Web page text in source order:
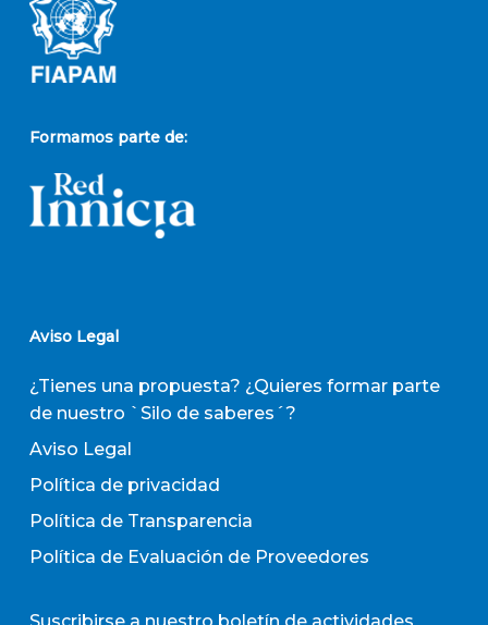
Formamos parte de:
Aviso Legal
¿Tienes una propuesta? ¿Quieres formar parte
de nuestro `Silo de saberes´?
Aviso Legal
Política de privacidad
Política de Transparencia
Política de Evaluación de Proveedores